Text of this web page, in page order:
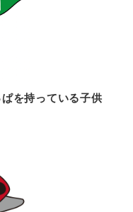
を持っている子供